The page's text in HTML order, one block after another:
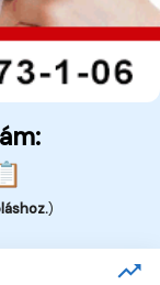
)